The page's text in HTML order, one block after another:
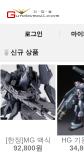
로그인 마
신규 상품
[한정]MG 백식 크래쉬
92,800원
HG 기